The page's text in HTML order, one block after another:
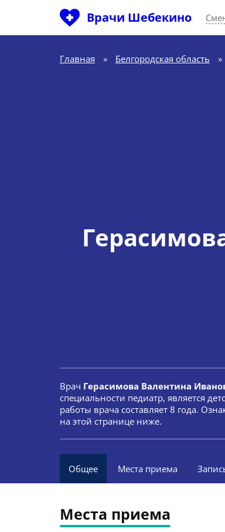
Врачи Шебекино
Главная » Белгородская область »
Врач Герасимова Валентина
специальности педиатр, является
работы врача составляет 8 года.
на этой странице ниже.
Общее Места приема
Места приема